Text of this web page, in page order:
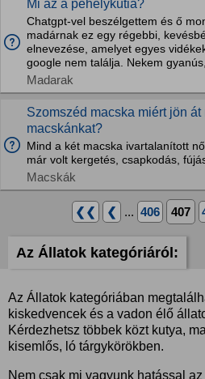
Mi az a pehelykútia?
Chatgpt-vel beszélgettem és ő
madárnak ez egy régebbi,
elnevezése, amelyet egyes
google nem találja. Nekem
Madarak
Szomszéd macska miért jön át
macskánkat?
Mind a két macska ivartalanított
már volt kergetés, csapkodás,
Macskák
❮❮ ❮ ... 406 407
Az Állatok kategóriáról:
Az Állatok kategóriában
kiskedvencek és a vadon élő
Kérdezhetsz többek közt kutya,
kisemlős, ló tárgykörökben.
Nem csak mi vagyunk hatással